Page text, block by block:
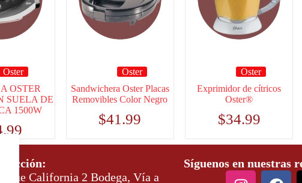
Oster
OSTER
SUELA DE
1500W
Oster
Sandwichera Oster Placas
Removibles Color Negro
$41.99
Oster
Exprimidor de cítricos
Oster®
$34.99
California 2 Bodega, Vía a
Síguenos en nuestras